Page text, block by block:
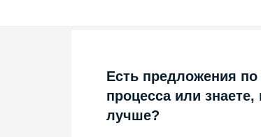
Есть предложения по
процесса или знаете,
лучше?